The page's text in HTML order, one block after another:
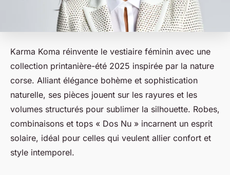
Karma Koma réinvente le vestiaire féminin avec une
collection printanière-été 2025 inspirée par la nature
corse. Alliant élégance bohème et sophistication
naturelle, ses pièces jouent sur les rayures et les
volumes structurés pour sublimer la silhouette. Robes,
combinaisons et tops « Dos Nu » incarnent un esprit
solaire, idéal pour celles qui veulent allier confort et
style intemporel.